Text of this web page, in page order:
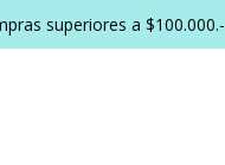
superiores a $100.000.-